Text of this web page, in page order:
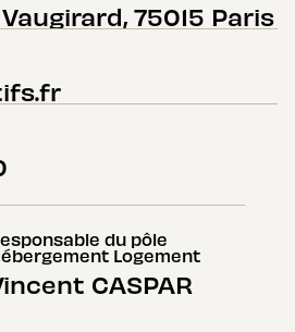
75015 Paris
du pôle
Logement
CASPAR